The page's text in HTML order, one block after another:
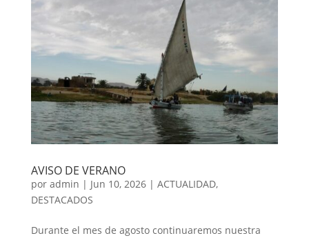
AVISO DE VERANO
por admin | Jun 10, 2026| ACTUALIDAD,
DESTACADOS
Durante el mes de agosto continuaremos nuestra